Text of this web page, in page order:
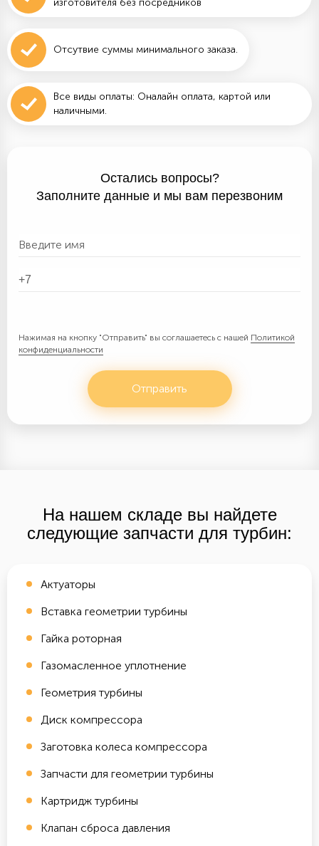
изготовителя без посредников
Отсутвие суммы минимального заказа.
Все виды оплаты: Оналайн оплата, картой или
наличными.
Остались вопросы?
Заполните данные и мы вам перезвоним
Нажимая на кнопку "Отправить" вы соглашаетесь с нашей Политикой
конфиденциальности
Отправить
На нашем складе вы найдете
следующие запчасти для турбин:
Актуаторы
Вставка геометрии турбины
Гайка роторная
Газомасленное уплотнение
Геометрия турбины
Диск компрессора
Заготовка колеса компрессора
Запчасти для геометрии турбины
Картридж турбины
Клапан сброса давления